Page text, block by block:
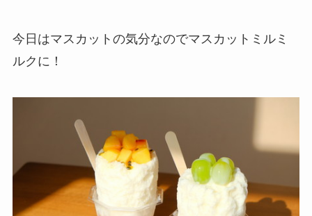
今日はマスカットの気分なのでマスカットミルミ
ルクに！